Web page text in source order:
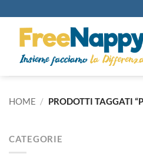
ai
contenuti
HOME / PRODOTTI TAGGATI
CATEGORIE